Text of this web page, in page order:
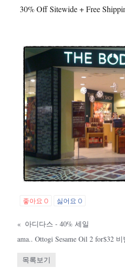
30% Off Sitewide + Free
좋아요0 싫어요0
« 아디다스 - 40% 세일
목록보기